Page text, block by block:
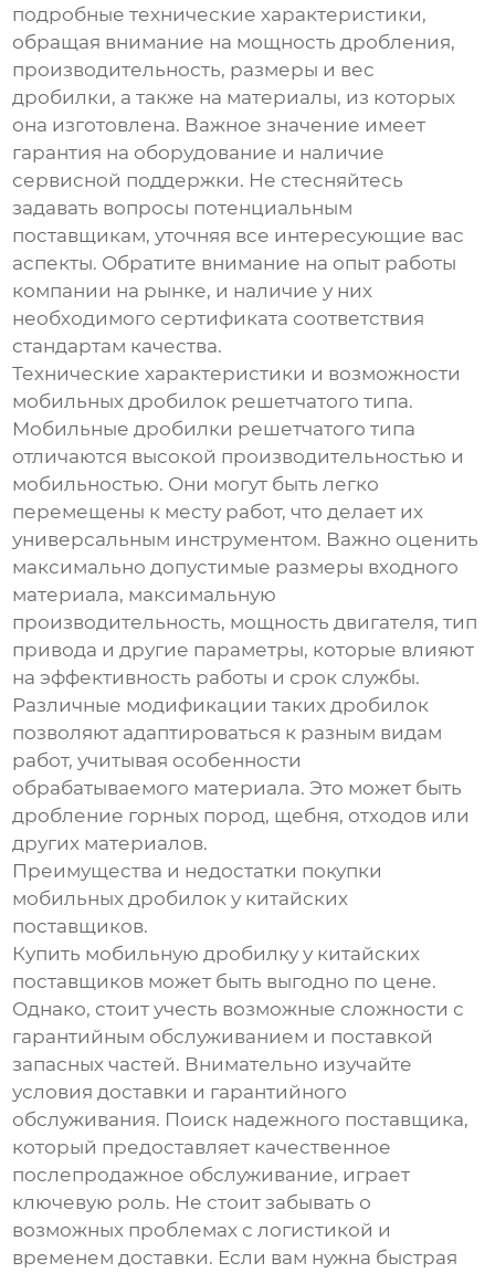
подробные технические характеристики,
обращая внимание на мощность дробления,
производительность, размеры и вес
дробилки, а также на материалы, из которых
она изготовлена. Важное значение имеет
гарантия на оборудование и наличие
сервисной поддержки. Не стесняйтесь
задавать вопросы потенциальным
поставщикам, уточняя все интересующие вас
аспекты. Обратите внимание на опыт работы
компании на рынке, и наличие у них
необходимого сертификата соответствия
стандартам качества.
Технические характеристики и возможности
мобильных дробилок решетчатого типа.
Мобильные дробилки решетчатого типа
отличаются высокой производительностью и
мобильностью. Они могут быть легко
перемещены к месту работ, что делает их
универсальным инструментом. Важно оценить
максимально допустимые размеры входного
материала, максимальную
производительность, мощность двигателя, тип
привода и другие параметры, которые влияют
на эффективность работы и срок службы.
Различные модификации таких дробилок
позволяют адаптироваться к разным видам
работ, учитывая особенности
обрабатываемого материала. Это может быть
дробление горных пород, щебня, отходов или
других материалов.
Преимущества и недостатки покупки
мобильных дробилок у китайских
поставщиков.
Купить мобильную дробилку у китайских
поставщиков может быть выгодно по цене.
Однако, стоит учесть возможные сложности с
гарантийным обслуживанием и поставкой
запасных частей. Внимательно изучайте
условия доставки и гарантийного
обслуживания. Поиск надежного поставщика,
который предоставляет качественное
послепродажное обслуживание, играет
ключевую роль. Не стоит забывать о
возможных проблемах с логистикой и
временем доставки. Если вам нужна быстрая